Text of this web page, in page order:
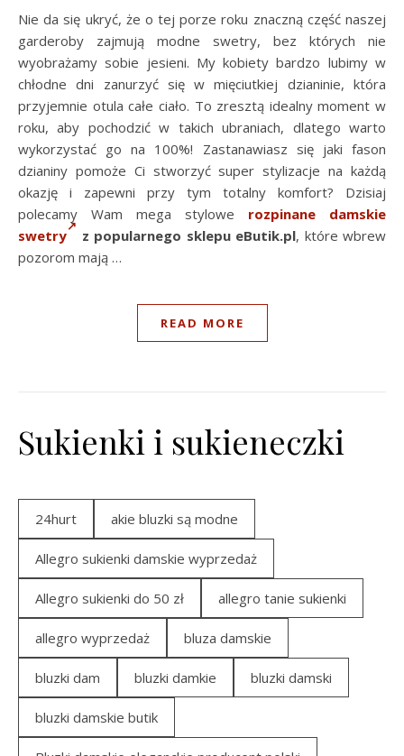
Nie da się ukryć, że o tej porze roku znaczną część naszej
garderoby zajmują modne swetry, bez których nie
wyobrażamy sobie jesieni. My kobiety bardzo lubimy w
chłodne dni zanurzyć się w mięciutkiej dzianinie, która
przyjemnie otula całe ciało. To zresztą idealny moment w
roku, aby pochodzić w takich ubraniach, dlatego warto
wykorzystać go na 100%! Zastanawiasz się jaki fason
dzianiny pomoże Ci stworzyć super stylizacje na każdą
okazję i zapewni przy tym totalny komfort? Dzisiaj
polecamy Wam mega stylowe rozpinane damskie
swetry
z popularnego sklepu eButik.pl, które wbrew
pozorom mają …
READ MORE
Sukienki i sukieneczki
24hurt akie bluzki są modne
Allegro sukienki damskie wyprzedaż
Allegro sukienki do 50 zł allegro tanie sukienki
allegro wyprzedaż bluza damskie
bluzki dam bluzki damkie bluzki damski
bluzki damskie butik